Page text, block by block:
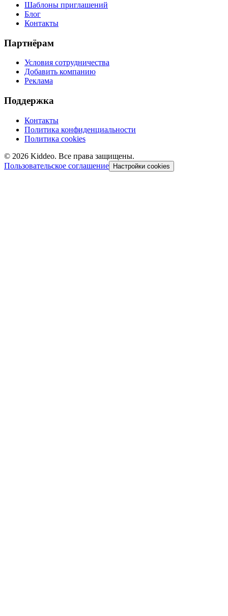
Шаблоны приглашений
Блог
Контакты
Партнёрам
Условия сотрудничества
Добавить компанию
Реклама
Поддержка
Контакты
Политика конфиденциальности
Политика cookies
© 2026 Kiddeo. Все права защищены.
Пользовательское соглашение
Настройки cookies